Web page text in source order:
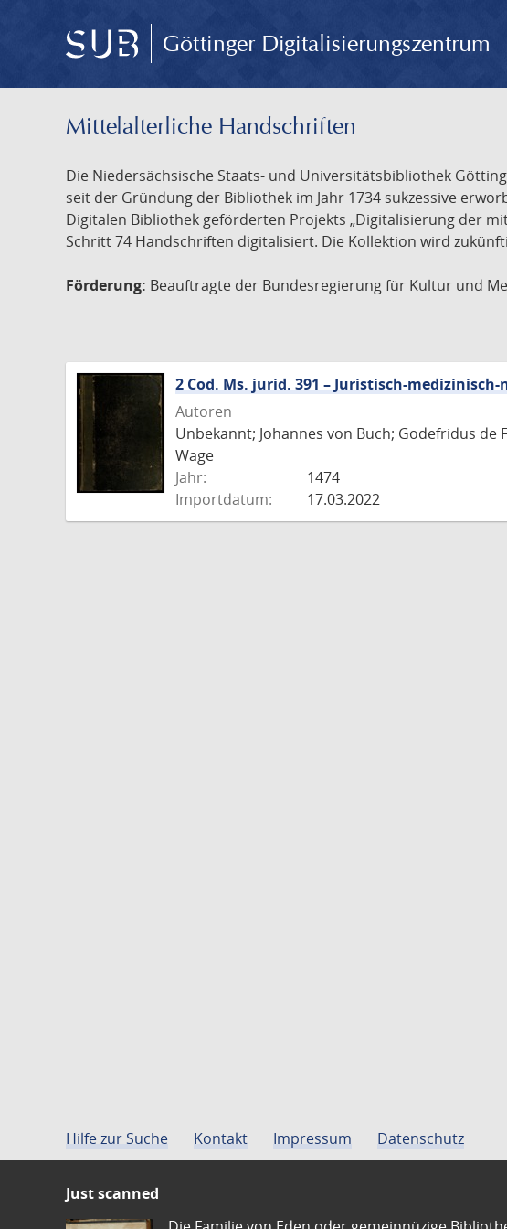
Göttinger Digitalisierungszentrum
Mittelalterliche Handschriften
Die Niedersächsische Staats- und Universitätsbibliothek
seit der Gründung der Bibliothek im Jahr 1734 sukzessive
Digitalen Bibliothek geförderten Projekts „Digitalisierung der
Schritt 74 Handschriften digitalisiert. Die Kollektion wird
Förderung: Beauftragte der Bundesregierung für Kultur und
2 Cod. Ms. jurid. 391 – Juristisch-
Autoren
Unbekannt; Johannes von Buch; Godefridus
Wage
Jahr:
1474
Importdatum:
17.03.2022
Hilfe zur Suche Kontakt Impressum Datenschutz
Just scanned